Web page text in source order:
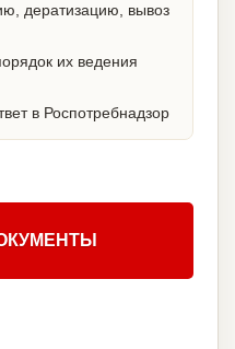
дератизацию, вывоз
их ведения
в Роспотребнадзор